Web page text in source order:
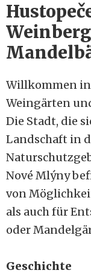
Willkommen in
Weingärten
Die Stadt, die
Landschaft in
Nové Mlýny
von
als auch für
oder
Geschichte